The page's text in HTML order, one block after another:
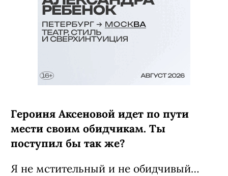
Героиня Аксеновой идет по пути
мести своим обидчикам. Ты
поступил бы так же?
Я не мстительный и не обидчивый…